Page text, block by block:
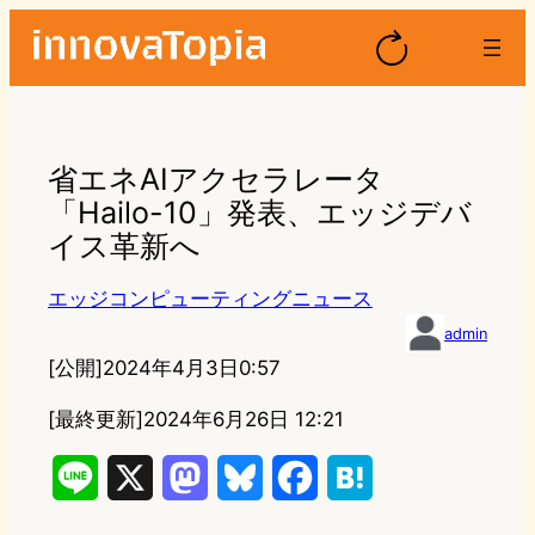
省エネAIアクセラレータ
「Hailo-10」発表、エッジデバ
イス革新へ
エッジコンピューティングニュース
admin
[公開]2024年4月3日0:57
[最終更新]2024年6月26日 12:21